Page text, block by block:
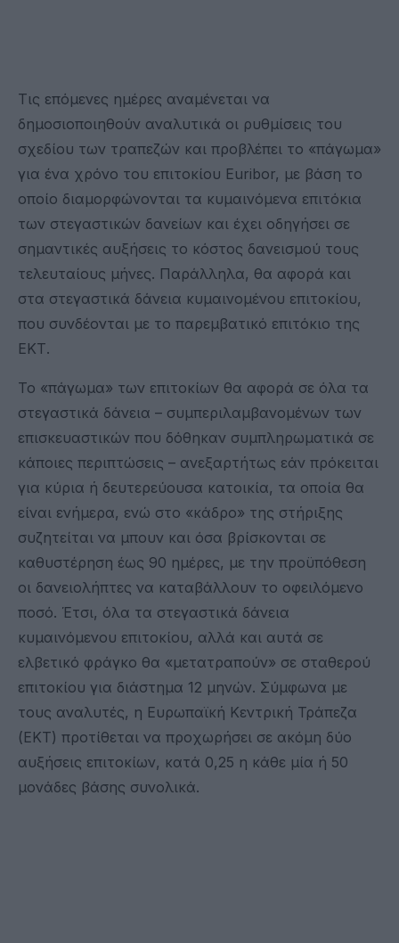
Τις επόμενες ημέρες αναμένεται να
δημοσιοποιηθούν αναλυτικά οι ρυθμίσεις του
σχεδίου των τραπεζών και προβλέπει το «πάγωμα»
για ένα χρόνο του επιτοκίου Euribor, με βάση το
οποίο διαμορφώνονται τα κυμαινόμενα επιτόκια
των στεγαστικών δανείων και έχει οδηγήσει σε
σημαντικές αυξήσεις το κόστος δανεισμού τους
τελευταίους μήνες. Παράλληλα, θα αφορά και
στα στεγαστικά δάνεια κυμαινομένου επιτοκίου,
που συνδέονται με το παρεμβατικό επιτόκιο της
ΕΚΤ.
Το «πάγωμα» των επιτοκίων θα αφορά σε όλα τα
στεγαστικά δάνεια – συμπεριλαμβανομένων των
επισκευαστικών που δόθηκαν συμπληρωματικά σε
κάποιες περιπτώσεις – ανεξαρτήτως εάν πρόκειται
για κύρια ή δευτερεύουσα κατοικία, τα οποία θα
είναι ενήμερα, ενώ στο «κάδρο» της στήριξης
συζητείται να μπουν και όσα βρίσκονται σε
καθυστέρηση έως 90 ημέρες, με την προϋπόθεση
οι δανειολήπτες να καταβάλλουν το οφειλόμενο
ποσό. Έτσι, όλα τα στεγαστικά δάνεια
κυμαινόμενου επιτοκίου, αλλά και αυτά σε
ελβετικό φράγκο θα «μετατραπούν» σε σταθερού
επιτοκίου για διάστημα 12 μηνών. Σύμφωνα με
τους αναλυτές, η Ευρωπαϊκή Κεντρική Τράπεζα
(ΕΚΤ) προτίθεται να προχωρήσει σε ακόμη δύο
αυξήσεις επιτοκίων, κατά 0,25 η κάθε μία ή 50
μονάδες βάσης συνολικά.